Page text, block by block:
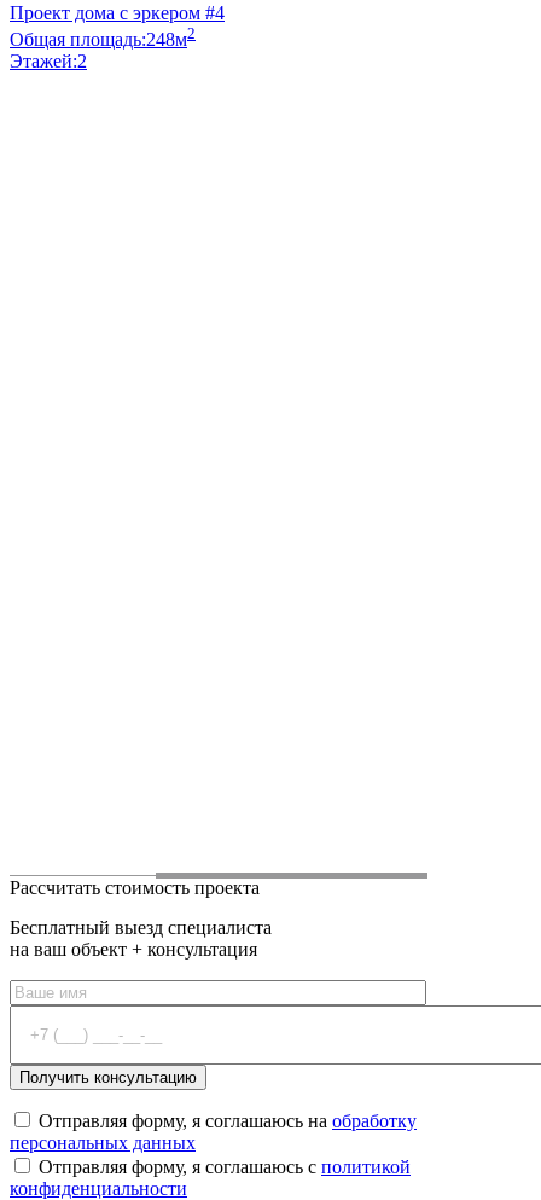
Проект дома с эркером #4
Общая площадь:248м2
Этажей:2
Рассчитать стоимость проекта
Бесплатный выезд специалиста
на ваш объект + консультация
Отправляя форму, я соглашаюсь на обработку
персональных данных
Отправляя форму, я соглашаюсь с политикой
конфиденциальности